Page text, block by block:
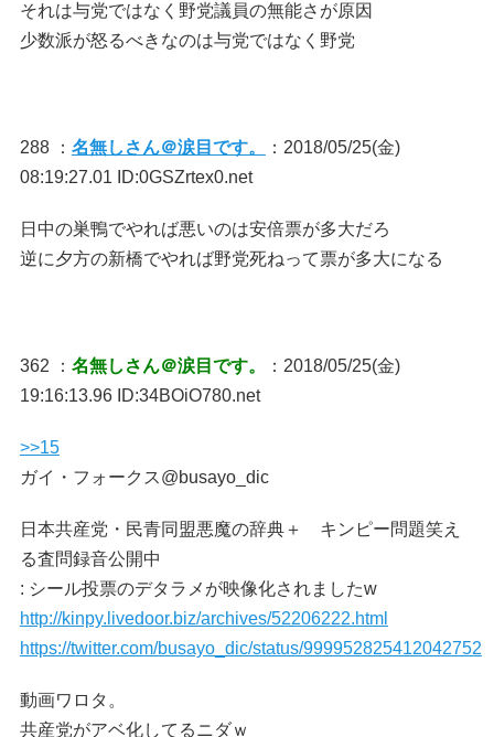
それは与党ではなく野党議員の無能さが原因
少数派が怒るべきなのは与党ではなく野党
288 ： 名無しさん＠涙目です。
：2018/05/25(金)
08:19:27.01 ID:0GSZrtex0.net
日中の巣鴨でやれば悪いのは安倍票が多大だろ
逆に夕方の新橋でやれば野党死ねって票が多大になる
362 ： 名無しさん＠涙目です。
：2018/05/25(金)
19:16:13.96 ID:34BOiO780.net
>>15
ガイ・フォークス@busayo_dic
日本共産党・民青同盟悪魔の辞典＋ キンピー問題笑え
る査問録音公開中
: シール投票のデタラメが映像化されましたw
http://kinpy.livedoor.biz/archives/52206222.html
https://twitter.com/busayo_dic/status/999952825412042752
動画ワロタ。
共産党がアベ化してるニダｗ